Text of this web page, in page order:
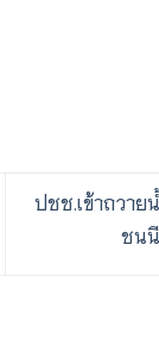
ปชช.เข้าถวาย
ชน